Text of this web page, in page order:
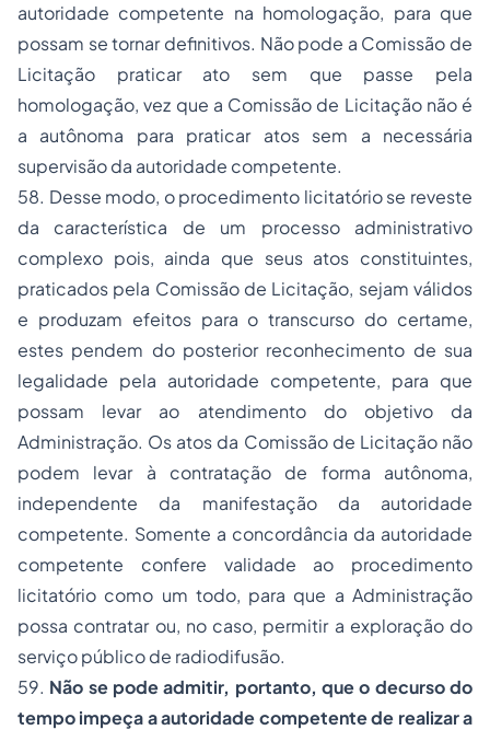
autoridade competente na homologação, para que
possam se tornar definitivos. Não pode a Comissão de
Licitação praticar ato sem que passe pela
homologação, vez que a Comissão de Licitação não é
a autônoma para praticar atos sem a necessária
supervisão da autoridade competente.
58. Desse modo, o procedimento licitatório se reveste
da característica de um processo administrativo
complexo pois, ainda que seus atos constituintes,
praticados pela Comissão de Licitação, sejam válidos
e produzam efeitos para o transcurso do certame,
estes pendem do posterior reconhecimento de sua
legalidade pela autoridade competente, para que
possam levar ao atendimento do objetivo da
Administração. Os atos da Comissão de Licitação não
podem levar à contratação de forma autônoma,
independente da manifestação da autoridade
competente. Somente a concordância da autoridade
competente confere validade ao procedimento
licitatório como um todo, para que a Administração
possa contratar ou, no caso, permitir a exploração do
serviço público de radiodifusão.
59. Não se pode admitir, portanto, que o decurso do
tempo impeça a autoridade competente de realizar a